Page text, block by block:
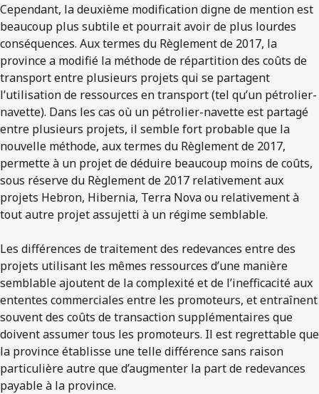
Cependant, la deuxième modification digne de mention est
beaucoup plus subtile et pourrait avoir de plus lourdes
conséquences. Aux termes du Règlement de 2017, la
province a modifié la méthode de répartition des coûts de
transport entre plusieurs projets qui se partagent
l’utilisation de ressources en transport (tel qu’un pétrolier-
navette). Dans les cas où un pétrolier-navette est partagé
entre plusieurs projets, il semble fort probable que la
nouvelle méthode, aux termes du Règlement de 2017,
permette à un projet de déduire beaucoup moins de coûts,
sous réserve du Règlement de 2017 relativement aux
projets Hebron, Hibernia, Terra Nova ou relativement à
tout autre projet assujetti à un régime semblable.
Les différences de traitement des redevances entre des
projets utilisant les mêmes ressources d’une manière
semblable ajoutent de la complexité et de l’inefficacité aux
ententes commerciales entre les promoteurs, et entraînent
souvent des coûts de transaction supplémentaires que
doivent assumer tous les promoteurs. Il est regrettable que
la province établisse une telle différence sans raison
particulière autre que d’augmenter la part de redevances
payable à la province.